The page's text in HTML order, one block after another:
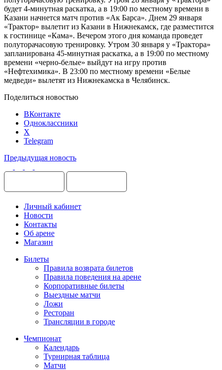
будет 4-минутная раскатка, а в 19:00 по местному времени в
Казани начнется матч против «Ак Барса». Днем 29 января
«Трактор» вылетит из Казани в Нижнекамск, где разместится
к гостинице «Кама». Вечером этого дня команда проведет
полуторачасовую тренировку. Утром 30 января у «Трактора»
запланирована 45-минутная раскатка, а в 19:00 по местному
времени «черно-белые» выйдут на игру против
«Нефтехимика». В 23:00 по местному времени «Белые
медведи» вылетят из Нижнекамска в Челябинск.
Поделиться новостью
ВКонтакте
Одноклассники
X
Telegram
Предыдущая новость
Личный кабинет
Новости
Контакты
Об арене
Магазин
Билеты
Правила возврата билетов
Правила поведения на арене
Корпоративные билеты
Выездные матчи
Ложи
Ресторан
Трансляции в городе
Чемпионат
Календарь
Турнирная таблица
Матчи